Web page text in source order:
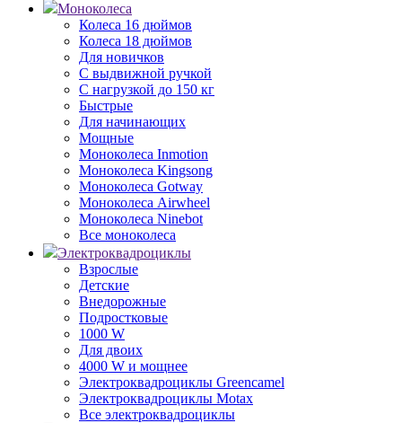
Моноколеса
Колеса 16 дюймов
Колеса 18 дюймов
Для новичков
С выдвижной ручкой
С нагрузкой до 150 кг
Быстрые
Для начинающих
Мощные
Моноколеса Inmotion
Моноколеса Kingsong
Моноколеса Gotway
Моноколеса Airwheel
Моноколеса Ninebot
Все моноколеса
Электроквадроциклы
Взрослые
Детские
Внедорожные
Подростковые
1000 W
Для двоих
4000 W и мощнее
Электроквадроциклы Greencamel
Электроквадроциклы Motax
Все электроквадроциклы